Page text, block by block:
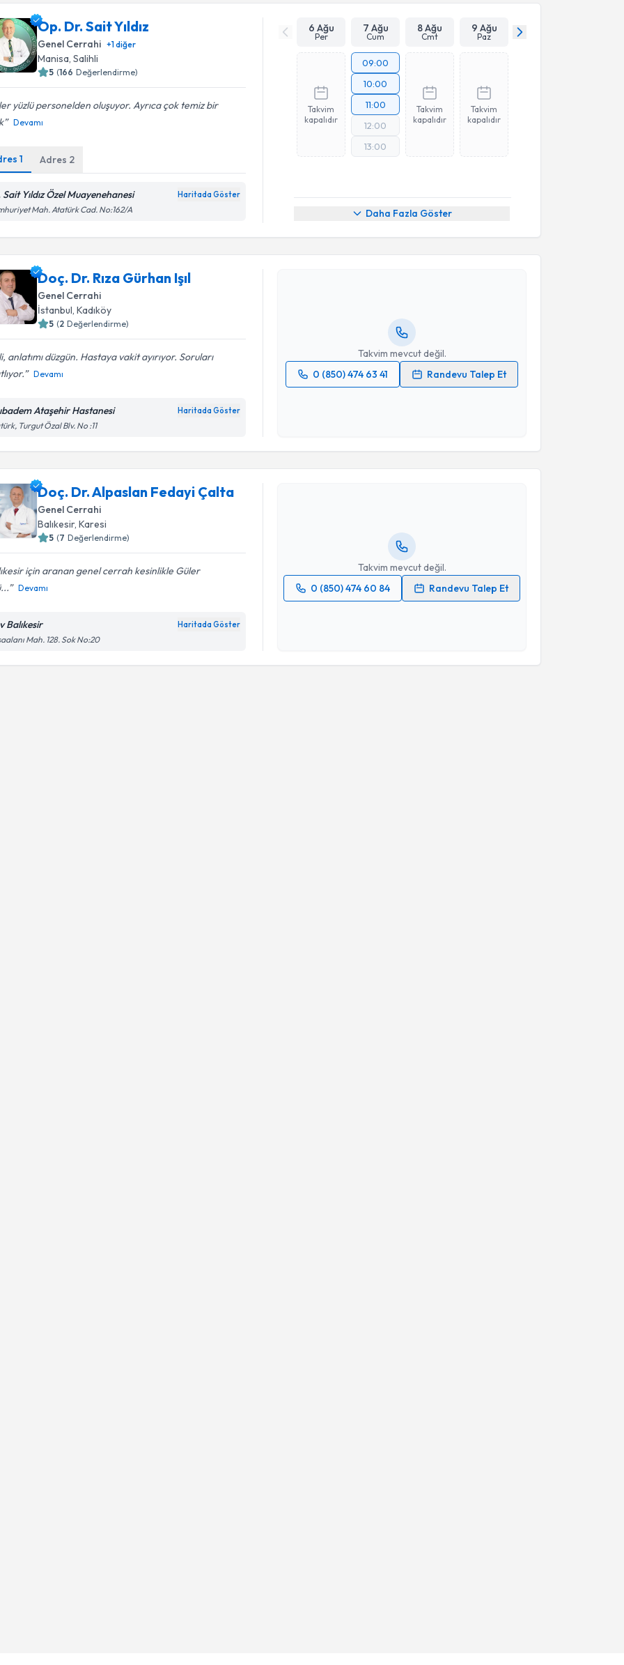
Takvim Talebini Gönder
Op. Dr. Sait Yıldız
Genel Cerrahi +1diğer
Manisa , Salihli
5 (166 Değerlendirme)
yüzlü personelden oluşuyor. Ayrıca çok temiz bir
Devamı
1 Adres 2
Sait Yıldız Özel Muayenehanesi Haritada Göster
Mah. Atatürk Cad. No:162/A
6 Ağu
Per
7 Ağu
Cum
8 Ağu
Cmt
9 Ağu
Paz
Takvim
kapalıdır
09:00
10:00
11:00
12:00
13:00
Takvim
kapalıdır
Takvim
kapalıdır
Daha Fazla Göster
Doç. Dr. Rıza Gürhan Işıl
Genel Cerrahi
İstanbul, Kadıköy
5 (2 Değerlendirme)
anlatımı düzgün. Hastaya vakit ayırıyor. Soruları
Devamı
Ataşehir Hastanesi Haritada Göster
Turgut Özal Blv. No :11
Takvim mevcut değil.
0 (850) 474 63 41
Randevu Talep Et
Randevu Takvimi Talebi
Doç. Dr. Rıza Gürhan Işıl
Takvim Talebini Gönder
Doç. Dr. Alpaslan Fedayi Çalta
Genel Cerrahi
Balıkesir, Karesi
5 (7 Değerlendirme)
için aranan genel cerrah kesinlikle Güler
Devamı
Balıkesir Haritada Göster
Mah. 128. Sok No:20
Takvim mevcut değil.
0 (850) 474 60 84
Randevu Talep Et
Randevu Takvimi Talebi
Doç. Dr. Alpaslan Fedayi Çalta